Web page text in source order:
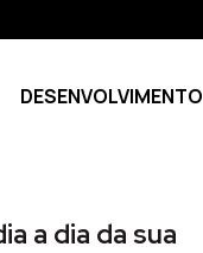
DESENVOLVIMENTO
a dia da sua